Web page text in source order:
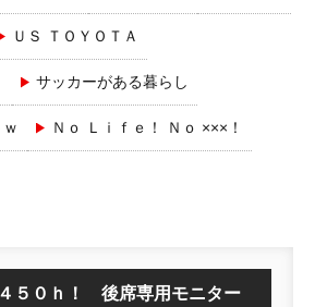
ＵＳ ＴＯＹＯＴＡ
サッカーがある暮らし
Ｎｏ Ｌｉｆｅ！ Ｎｏ ×××！
５０ｈ！ 後席専用モニター